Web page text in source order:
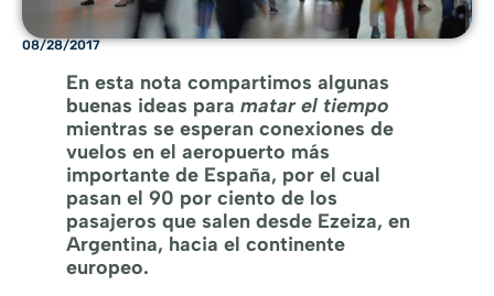
08/28/2017
En esta nota compartimos algunas
buenas ideas para matar el tiempo
mientras se esperan conexiones de
vuelos en el aeropuerto más
importante de España, por el cual
pasan el 90 por ciento de los
pasajeros que salen desde Ezeiza, en
Argentina, hacia el continente
europeo.